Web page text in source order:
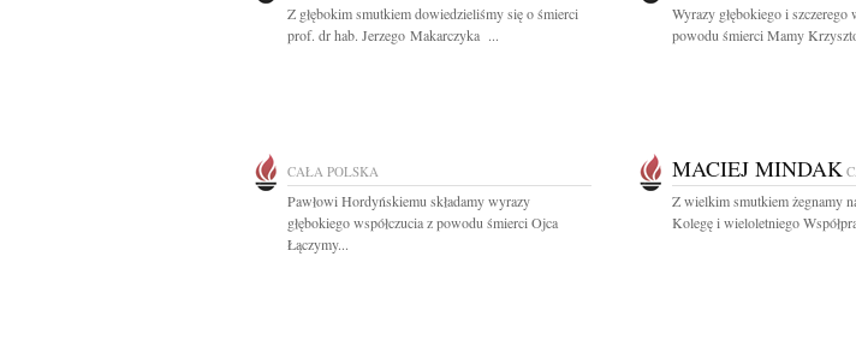
Z głębokim smutkiem dowiedzieliśmy się o śmierci
prof. dr hab. Jerzego Makarczyka ...
Wyrazy głębokiego i szczerego
powodu śmierci Mamy
CAŁA POLSKA
Pawłowi Hordyńskiemu składamy wyrazy
głębokiego współczucia z powodu śmierci Ojca
Łączymy...
MACIEJ MINDAK
Z wielkim smutkiem żegnamy
Kolegę i wieloletniego